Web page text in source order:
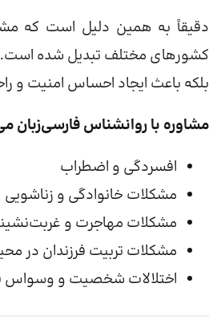
دقیقاً به همین دلیل است که
کشورهای مختلف تبدیل شده است.
بلکه باعث ایجاد احساس امنیت و
مشاوره با روانشناس
افسردگی و اضطراب
مشکلات خانوادگی و زناشویی
مشکلات مهاجرت و
مشکلات تربیت فرزندان در
اختلالات شخصیت و وسواس